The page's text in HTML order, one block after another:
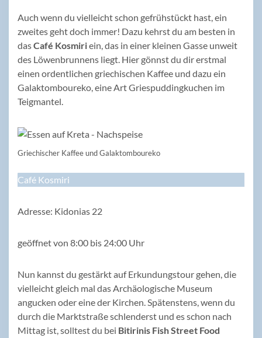
Auch wenn du vielleicht schon gefrühstückt hast, ein
zweites geht doch immer! Dazu kehrst du am besten in
dasCafé Kosmiriein, das in einer kleinen Gasse unweit
des Löwenbrunnens liegt. Hier gönnst du dir erstmal
einen ordentlichen griechischen Kaffee und dazu ein
Galaktomboureko, eine Art Griespuddingkuchen im
Teigmantel.
Griechischer Kaffee und Galaktomboureko
Café Kosmiri
Adresse: Kidonias 22
geöffnet von 8:00 bis 24:00 Uhr
Nun kannst du gestärkt auf Erkundungstour gehen, die
vielleicht gleich mal das Archäologische Museum
angucken oder eine der Kirchen. Spätenstens, wenn du
durch die Marktstraße schlenderst und es schon nach
Mittag ist, solltest du bei Bitirinis Fish Street Food